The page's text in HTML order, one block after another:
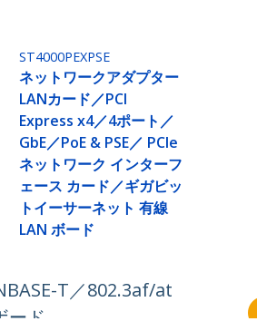
ST4000PEXPSE
ネットワークアダプター
LANカード／PCI
Express x4／4ポート／
GbE／PoE & PSE／ PCIe
ネットワーク インターフ
ェース カード／ギガビッ
トイーサーネット 有線
LAN ボード
T／802.3af/at
ード